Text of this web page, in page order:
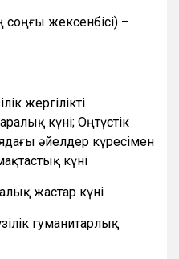
жексенбісі) –
жергілікті
күні; Оңтүстік
әйелдер күресімен
күні
жастар күні
гуманитарлық